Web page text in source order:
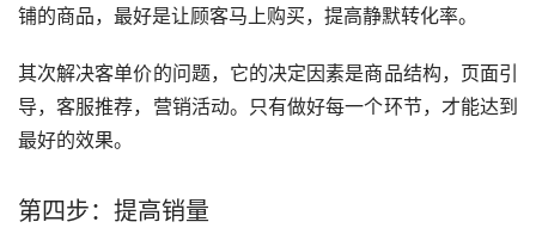
铺的商品，最好是让顾客马上购买，提高静默转化率。
其次解决客单价的问题，它的决定因素是商品结构，页面引
导，客服推荐，营销活动。只有做好每一个环节，才能达到
最好的效果。
第四步：提高销量